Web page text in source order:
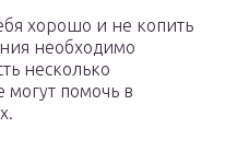
хорошо и не копить
необходимо
несколько
помочь в